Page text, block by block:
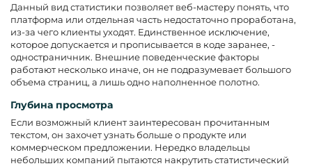
Данный вид статистики позволяет веб-мастеру понять, что
платформа или отдельная часть недостаточно проработана,
из-за чего клиенты уходят. Единственное исключение,
которое допускается и прописывается в коде заранее, -
одностраничник. Внешние поведенческие факторы
работают несколько иначе, он не подразумевает большого
объема страниц, а лишь одно наполненное полотно.
Глубина просмотра
Если возможный клиент заинтересован прочитанным
текстом, он захочет узнать больше о продукте или
коммерческом предложении. Нередко владельцы
небольших компаний пытаются накрутить статистический